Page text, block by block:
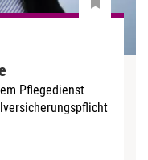
Pflegedienst